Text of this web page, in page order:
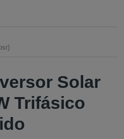
Solar
Trifásico